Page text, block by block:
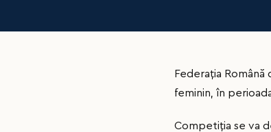
Federația Română
feminin, în
Competiția se va